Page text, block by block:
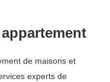
de maisons et
experts de